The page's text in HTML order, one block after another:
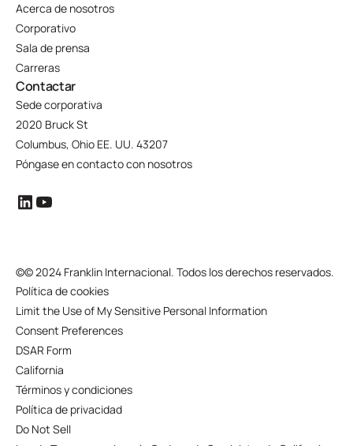
Acerca de nosotros
Corporativo
Sala de prensa
Carreras
Contactar
Sede corporativa
2020 Bruck St
Columbus, Ohio EE. UU. 43207
Póngase en contacto con nosotros
©© 2024 Franklin Internacional. Todos los derechos reservados.
Política de cookies
Limit the Use of My Sensitive Personal Information
Consent Preferences
DSAR Form
California
Términos y condiciones
Política de privacidad
Do Not Sell